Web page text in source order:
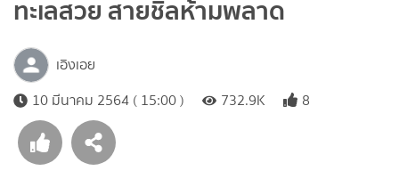
ทะเลสวย สายชิลห้ามพลาด
เอิงเอย
10 มีนาคม 2564 ( 15:00 )
732.9K 8